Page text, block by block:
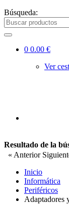
Búsqueda:
0 0.00 €
Ver
Resultado de la
« Anterior
Inicio
Informática
Periféricos
Adaptadores